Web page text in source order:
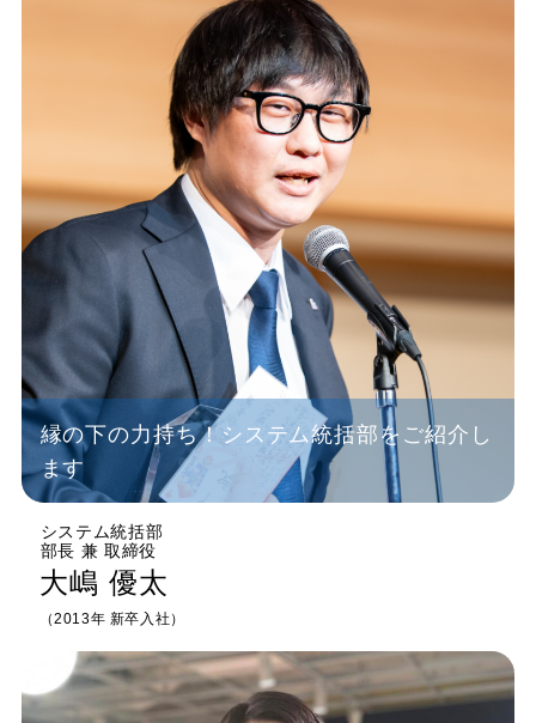
縁の下の力持ち！システム統括部をご紹介し
ます
システム統括部
部長 兼 取締役
大嶋 優太
（2013年 新卒入社）